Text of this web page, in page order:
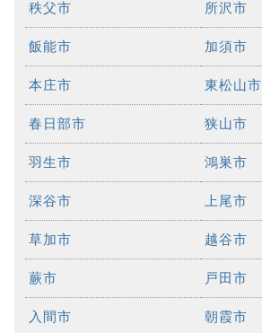
秩父市 所沢市
飯能市 加須市
本庄市 東松山市
春日部市 狭山市
羽生市 鴻巣市
深谷市 上尾市
草加市 越谷市
蕨市 戸田市
入間市 朝霞市